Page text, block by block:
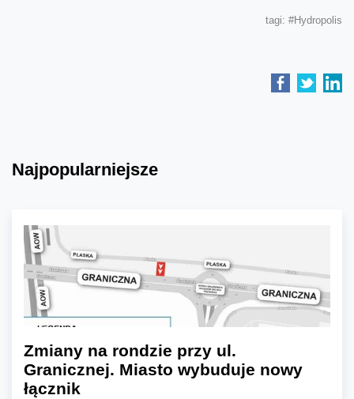
tagi: #Hydropolis
Najpopularniejsze
Zmiany na rondzie przy ul.
Granicznej. Miasto wybuduje nowy
łącznik